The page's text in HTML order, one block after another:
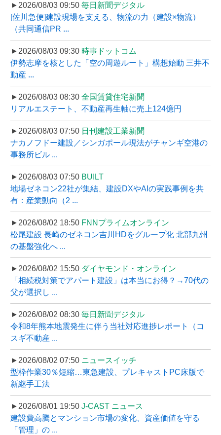
►2026/08/03 09:50 毎日新聞デジタル
[佐川急便]建設現場を支える、物流の力（建設×物流）
（共同通信PR ...
►2026/08/03 09:30 時事ドットコム
伊勢志摩を核とした「空の周遊ルート」構想始動 三井不
動産 ...
►2026/08/03 08:30 全国賃貸住宅新聞
リアルエステート、不動産再生軸に売上124億円
►2026/08/03 07:50 日刊建設工業新聞
ナカノフドー建設／シンガポール現法がチャンギ空港の
事務所ビル ...
►2026/08/03 07:50 BUILT
地場ゼネコン22社が集結、建設DXやAIの実践事例を共
有：産業動向（2 ...
►2026/08/02 18:50 FNNプライムオンライン
松尾建設 長崎のゼネコン吉川HDをグループ化 北部九州
の基盤強化へ ...
►2026/08/02 15:50 ダイヤモンド・オンライン
「相続税対策でアパート建設」は本当にお得？→70代の
父が選択し ...
►2026/08/02 08:30 毎日新聞デジタル
令和8年熊本地震発生に伴う当社対応進捗レポート（コ
スギ不動産 ...
►2026/08/02 07:50 ニュースイッチ
型枠作業30％短縮…東急建設、プレキャストPC床版で
新継手工法
►2026/08/01 19:50 J-CAST ニュース
建設費高騰とマンション市場の変化、資産価値を守る
「管理」の ...